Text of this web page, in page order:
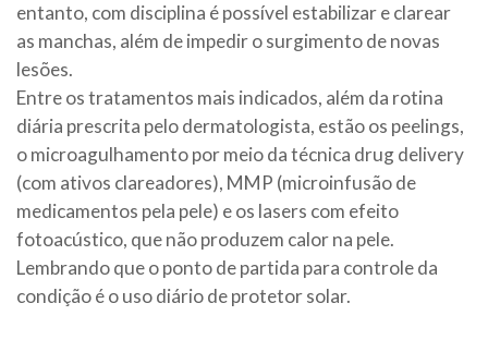
entanto, com disciplina é possível estabilizar e clarear
as manchas, além de impedir o surgimento de novas
lesões.
Entre os tratamentos mais indicados, além da rotina
diária prescrita pelo dermatologista, estão os peelings,
o microagulhamento por meio da técnica drug delivery
(com ativos clareadores), MMP (microinfusão de
medicamentos pela pele) e os lasers com efeito
fotoacústico, que não produzem calor na pele.
Lembrando que o ponto de partida para controle da
condição é o uso diário de protetor solar.